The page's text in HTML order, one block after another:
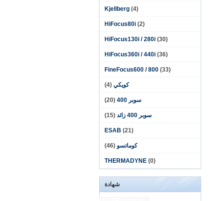
Kjellberg (4)
HiFocus80i (2)
HiFocus130i / 280i (30)
HiFocus360i / 440i (36)
FineFocus600 / 800 (33)
كويكي (4)
سوبر 400 (20)
سوبر 400 زائد (15)
ESAB (21)
كوماتسو (46)
THERMADYNE (0)
شهادة